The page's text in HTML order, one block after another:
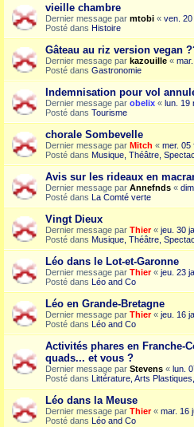
vieille chambre
Dernier message par mtobi « ven. 20
Posté dans Histoire
Gâteau au riz version vegan
Dernier message par kazouille «
Posté dans Gastronomie
Indemnisation pour vol
Dernier message par obelix « lun. 19
Posté dans Tourisme
chorale Sombevelle
Dernier message par Mitch « mer. 05
Posté dans Musique, Théâtre,
Avis sur les rideaux en
Dernier message par Annefnds «
Posté dans La Comté verte
Vingt Dieux
Dernier message par Thier« jeu. 30
Posté dans Musique, Théâtre,
Léo dans le Lot-et-Garonne
Dernier message par Thier« jeu. 23
Posté dans Léo and Co
Léo en Grande-Bretagne
Dernier message par Thier« jeu. 16
Posté dans Léo and Co
Activités phares en Franche-
quads... et vous ?
Dernier message par Stevens « lun.
Posté dans Littérature, Arts
Léo dans la Meuse
Dernier message par Thier« mar. 16
Posté dans Léo and Co